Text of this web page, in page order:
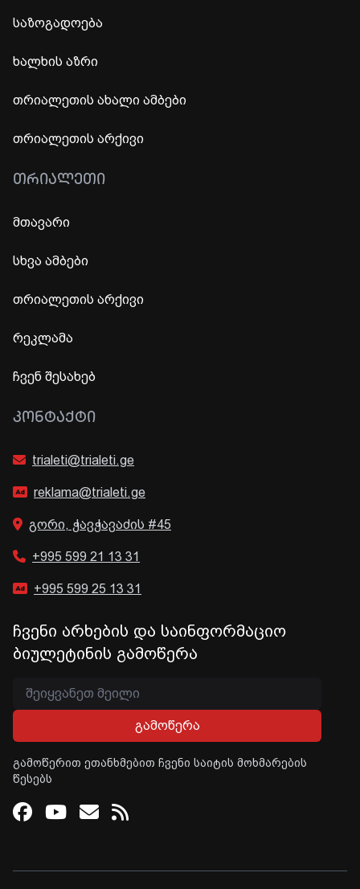
საზოგადოება
ხალხის აზრი
თრიალეთის ახალი ამბები
თრიალეთის არქივი
ᲗᲠᲘᲐᲚᲔᲗᲘ
მთავარი
სხვა ამბები
თრიალეთის არქივი
რეკლამა
ჩვენ შესახებ
ᲙᲝᲜᲢᲐᲥᲢᲘ
trialeti@trialeti.ge
reklama@trialeti.ge
გორი, ჭავჭავაძის #45
+995 599 21 13 31
+995 599 25 13 31
ჩვენი არხების და საინფორმაციო
ბიულეტინის გამოწერა
გამოწერა
გამოწერით ეთანხმებით ჩვენი საიტის მოხმარების
წესებს
Facebook
Youtube
Email
RSS